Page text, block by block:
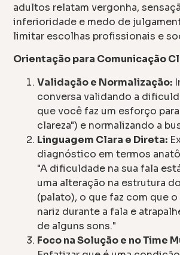
adultos relatam vergonha,
inferioridade e medo de
limitar escolhas profissionais e
Orientação para Comunicação
Validação e Normalização:
conversa validando a
que você faz um esforço
clareza") e normalizando a
Linguagem Clara e Direta:
diagnóstico em termos
"A dificuldade na sua fala
uma alteração na estrutura
(palato), o que faz com que
nariz durante a fala e
de alguns sons."
Foco na Solução e no Time